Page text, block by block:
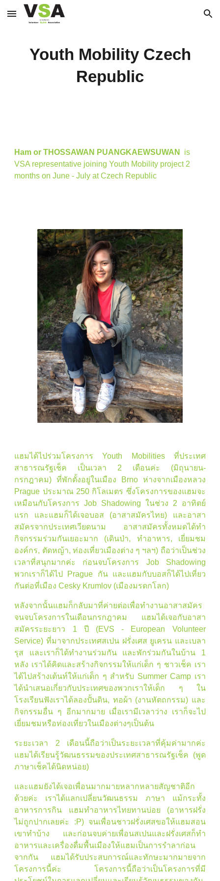
Skip to main content Skip to navigation
Youth Mobility Czech
Republic
Ham or THOSSAWAN PUANGKAEWSUWAN is
VSA representative joining Youth Mobility project 2
months on June - July at Czech Republic
แฮมได้ไปร่วมโครงการ Youth Mobilities ที่ประเทศ
สาธารณรัฐเช็ค เป็นเวลา 2 เดือนค่ะ (มิถุนายน-
กรกฎาคม) ที่พักตั้งอยู่ในเมือง Brno ห่างจากเมืองหลวง
Prague ประมาณ 250 กิโลเมตร ซึ่งโครงการของแฮมจะ
เหมือนกับโครงการ Job Shadowing ในช่วง 2 อาทิตย์
แรก และแฮมก็ได้เจอบอส (อาสาสมัครไทย) และอาสา
สมัครจากประเทศเวียดนาม อาสาสมัครทั้งหมดได้ทำ
กิจกรรมร่วมกันเยอะมาก (เดินป่า, ทำอาหาร, เยี่ยมชม
องค์กร, ตัดหญ้า, ท่องเที่ยวเมืองต่าง ๆ ฯลฯ) ถือว่าเป็นช่วง
เวลาที่สนุกมากค่ะ ก่อนจบโครงการ Job Shadowing
พวกเราก็ได้ไป Prague กัน และแฮมกับบอสก็ได้ไปเที่ยว
กันต่อที่เมือง Cesky Krumlov (เมืองมรดกโลก)
หลังจากนั้นแฮมก็กลับมาที่ค่ายต่อเพื่อทำงานอาสาสมัคร
จนจบโครงการในเดือนกรกฎาคม แฮมได้เจอกับอาสา
สมัครระยะยาว 1 ปี (EVS - European Volunteer
Service) ที่มาจากประเทศสเปน ฝรั่งเศส ยูเครน และเบลา
รุส และเราก็ได้ทำงานร่วมกัน และพักร่วมกันในบ้าน 1
หลัง เราได้คิดและสร้างกิจกรรมให้แก่เด็ก ๆ ชาวเช็ค เรา
ได้ไปสร้างเต้นท์ให้แก่เด็ก ๆ สำหรับ Summer Camp เรา
ได้นำเสนอเกี่ยวกับประเทศของพวกเราให้เด็ก ๆ ใน
โรงเรียนฟังเราได้ลองปั้นดิน, ทอผ้า (งานหัตถกรรม) และ
กิจกรรมอื่น ๆ อีกมากมาย เมื่อเรามีเวลาว่าง เราก็จะไป
เยี่ยมชมหรือท่องเที่ยวในเมืองต่างๆเป็นต้น
ระยะเวลา 2 เดือนนี้ถือว่าเป็นระยะเวลาที่คุ้มค่ามากค่ะ
แฮมได้เรียนรู้วัฒนธรรมของประเทศสาธารณรัฐเช็ค (พูด
ภาษาเช็คได้นิดหน่อย)
และแฮมยังได้เจอเพื่อนมากมายหลากหลายสัญชาติอีก
ด้วยค่ะ เราได้แลกเปลี่ยนวัฒนธรรม ภาษา แม้กระทั้ง
อาหารการกิน แฮมทำอาหารไทยทานบ่อย (อาหารฝรั่ง
ไม่ถูกปากเลยค่ะ :P) จนเพื่อนชาวฝรั่งเศสขอให้แฮมสอน
เขาทำบ้าง และก่อนจบค่ายเพื่อนสเปนและฝรั่งเศสก็ทำ
อาหารและเครื่องดื่มพื้นเมืองให้แฮมเป็นการรำลาก่อน
จากกัน แฮมได้รับประสบการณ์และทักษะมากมายจาก
โครงการนี้ค่ะ โครงการนี้ถือว่าเป็นโครงการที่มี